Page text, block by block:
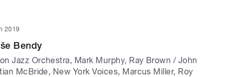
2019
Bendy
Jazz Orchestra, Mark Murphy, Ray Brown / John
McBride, New York Voices, Marcus Miller, Roy